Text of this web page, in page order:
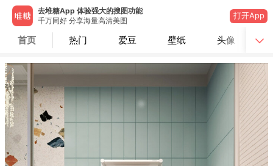
去堆糖App 体验强大的搜图功能
千万同好 分享海量高清美图
打开App
首页 热门 爱豆 壁纸 头像